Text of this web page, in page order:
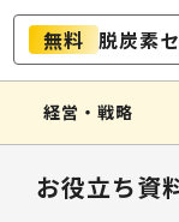
無料 脱炭素
経営・戦略
お役立ち資